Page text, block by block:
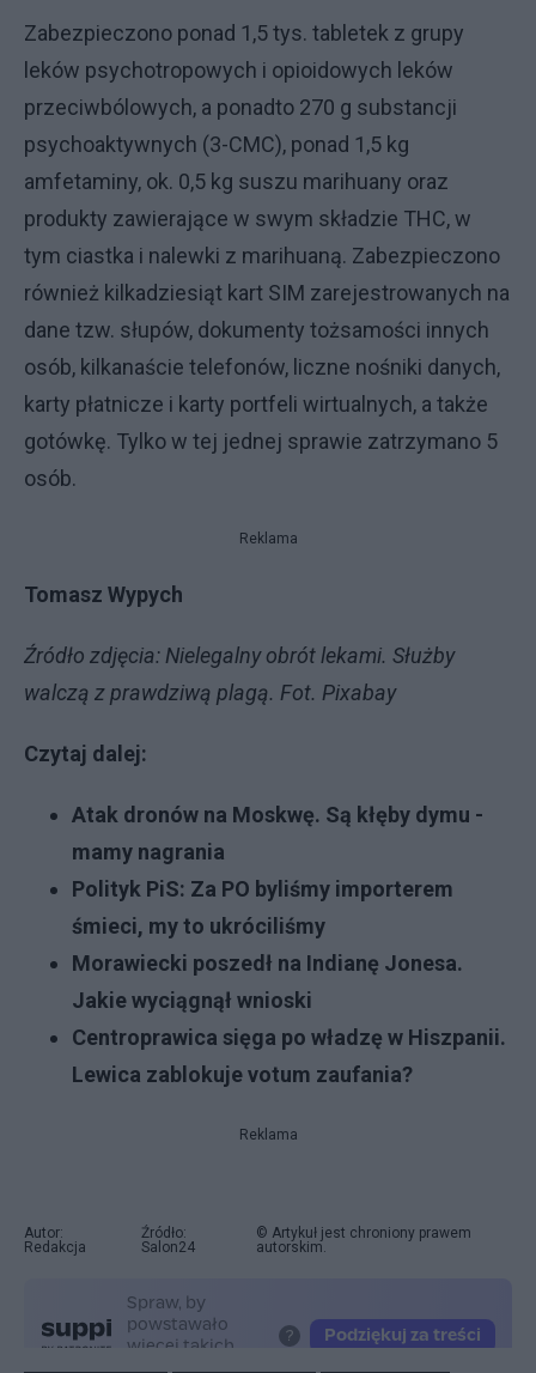
Zabezpieczono ponad 1,5 tys. tabletek z grupy
leków psychotropowych i opioidowych leków
przeciwbólowych, a ponadto 270 g substancji
psychoaktywnych (3-CMC), ponad 1,5 kg
amfetaminy, ok. 0,5 kg suszu marihuany oraz
produkty zawierające w swym składzie THC, w
tym ciastka i nalewki z marihuaną. Zabezpieczono
również kilkadziesiąt kart SIM zarejestrowanych na
dane tzw. słupów, dokumenty tożsamości innych
osób, kilkanaście telefonów, liczne nośniki danych,
karty płatnicze i karty portfeli wirtualnych, a także
gotówkę. Tylko w tej jednej sprawie zatrzymano 5
osób.
Reklama
Tomasz Wypych
Źródło zdjęcia: Nielegalny obrót lekami. Służby
walczą z prawdziwą plagą. Fot. Pixabay
Czytaj dalej:
Atak dronów na Moskwę. Są kłęby dymu -
mamy nagrania
Polityk PiS: Za PO byliśmy importerem
śmieci, my to ukróciliśmy
Morawiecki poszedł na Indianę Jonesa.
Jakie wyciągnął wnioski
Centroprawica sięga po władzę w Hiszpanii.
Lewica zablokuje votum zaufania?
Reklama
Autor:
Redakcja
Źródło:
Salon24
© Artykuł jest chroniony prawem
autorskim.